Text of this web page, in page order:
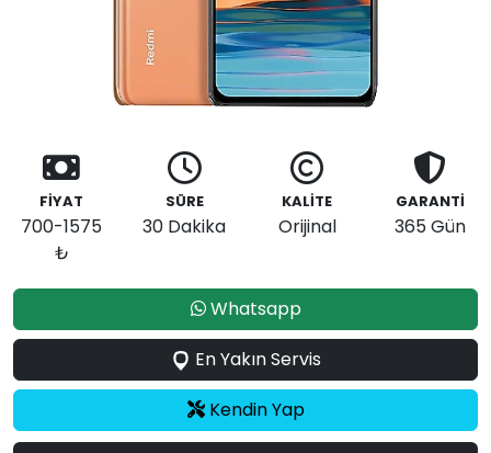
FİYAT
700-1575
₺
SÜRE
30 Dakika
KALİTE
Orijinal
GARANTİ
365 Gün
Whatsapp
En Yakın Servis
Kendin Yap